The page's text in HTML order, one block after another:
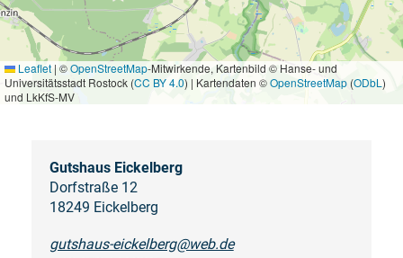
Leaflet | ©OpenStreetMap-Mitwirkende, Kartenbild © Hanse- und
Universitätsstadt Rostock (CC BY 4.0) | Kartendaten ©OpenStreetMap (ODbL )
und LkKfS-MV
Gutshaus Eickelberg
Dorfstraße 12
18249 Eickelberg
gutshaus-eickelberg@web.de